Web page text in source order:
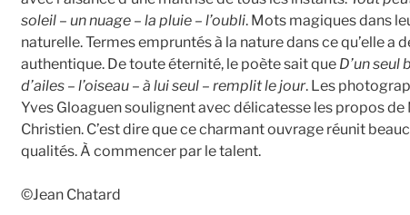
soleil – un nuage – la pluie – l’oubli. Mots magiques dans
naturelle. Termes empruntés à la nature dans ce qu’elle a
authentique. De toute éternité, le poète sait que D’un seul
d’ailes – l’oiseau – à lui seul – remplit le jour. Les
Yves Gloaguen soulignent avec délicatesse les propos de
Christien. C’est dire que ce charmant ouvrage réunit
qualités. À commencer par le talent.
©Jean Chatard